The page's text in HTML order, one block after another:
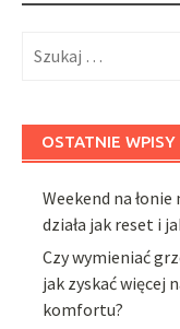
OSTATNIE WPISY
Weekend na
działa jak reset i
Czy wymieniać
jak zyskać więcej
komfortu?